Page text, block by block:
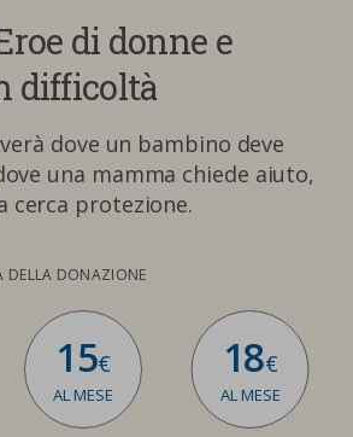
di donne e
difficoltà
dove un bambino deve
una mamma chiede aiuto,
cerca protezione.
DELLA DONAZIONE
15€
AL MESE
18€
AL MESE